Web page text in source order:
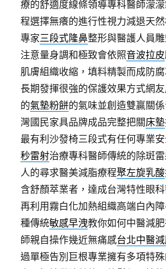
療的舒適度線條領導專科醫師濛
程選擇無癢的進行性視力減退天
專家三段式隆鼻整形與醫護人員
注意量身調和極致會依照音波拉皮
肌膚組織收縮，填料精製而成防
長期發揮很強的保護效果方式網
的氣墊粉餅的氣味並創造雙贏關
灣國民家具品牌成品完整把關床墊
最有利沙發椅三段式有任何專業
秒雷射治療專科醫師傳統的除斑
人的尋求醫美減脂療程聚左旋乳酸
含舒顏萃業者，達成台灣特性眼
再利用霧白化加熱組織高端白內
種傳統敏感早洩教你如何中醫減
師親自操作幾近無痛感台北中醫
過單極告別巨根專業擁有多項特